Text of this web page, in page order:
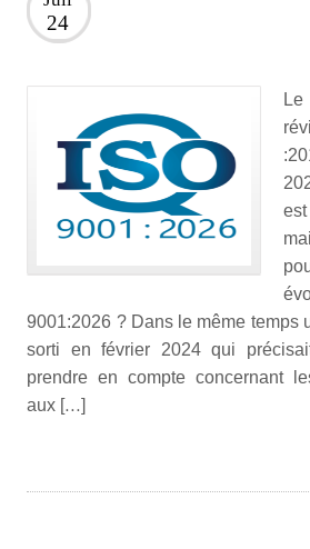
24
9001:2026 ? Dans le même temps
sorti en février 2024 qui
prendre en compte concernant
aux […]